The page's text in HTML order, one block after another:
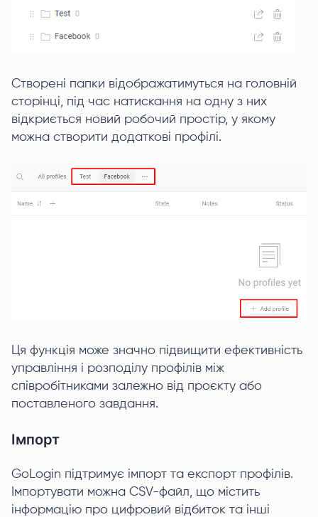
Створені папки відображатимуться на головній
сторінці, під час натискання на одну з них
відкриється новий робочий простір, у якому
можна створити додаткові профілі.
Ця функція може значно підвищити ефективність
управління і розподілу профілів між
співробітниками залежно від проєкту або
поставленого завдання.
Імпорт
GoLogin підтримує імпорт та експорт профілів.
Імпортувати можна CSV-файл, що містить
інформацію про цифровий відбиток та інші